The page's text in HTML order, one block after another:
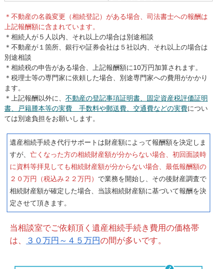
＊不動産の名義変更（相続登記）がある場合、司法書士への報酬は
上記報酬額に含まれています。
＊相続人が５人以内、それ以上の場合は別途相談
＊不動産が１箇所、銀行や証券会社は５社以内、それ以上の場合は
別途相談
＊相続税の申告がある場合、上記報酬額に10万円加算されます。
＊税理士等の専門家に依頼した場合、別途専門家への費用がかかり
ます。
＊上記報酬以外に、 不動産の登記事項証明書、固定資産税評価証明
書、戸籍謄本等の実費 手数料や郵送費、交通費などの実費につい
ては別途負担をお願いします。
遺産相続手続き代行サポートは財産額によって報酬額を決定しま
すが、 亡くなった方の相続財産額が分からない場合、初回面談時
に資料等拝見しても相続財産額が分からない場合、最低報酬額の
２０万円（税込み２２万円） で業務を開始し、その後財産調査で
相続財産額が確定した場合、当該相続財産額に基づいて報酬を決
定させて頂きます。
当相談室でご依頼頂く遺産相続手続き費用の価格帯
は、
３０万円～４５万円の間が多いです。